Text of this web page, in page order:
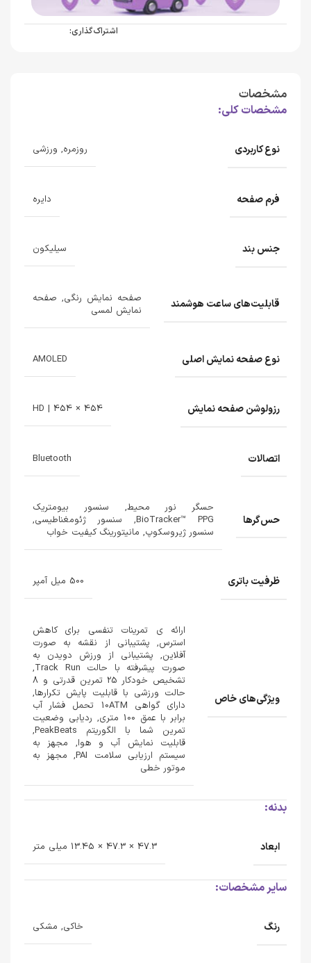
اشتراک گذاری:
مشخصات
مشخصات کلی:
نوع کاربردی روزمره, ورزشی
فرم صفحه دایره
جنس بند سیلیکون
قابلیت‌های ساعت هوشمند
صفحه نمایش رنگی, صفحه
نمایش لمسی
نوع صفحه نمایش اصلی AMOLED
رزولوشن صفحه نمایش 454 × 454 | HD
اتصالات Bluetooth
حس‌گرها
حسگر نور محیط, سنسور بیومتریک
BioTracker™ PPG, سنسور ژئومغناطیسی,
سنسور ژیروسکوپ, مانیتورینگ کیفیت خواب
ظرفیت باتری 500 میل آمپر
ویژگی‌های خاص
ارائه ‌ی تمرینات تنفسی برای کاهش
استرس, پشتیبانی از نقشه به صورت
آفلاین, پشتیبانی از ورزش دویدن به
صورت پیشرفته با حالت Track Run,
تشخیص خودکار 25 تمرین قدرتی و 8
حالت ورزشی با قابلیت پایش تکرارها,
دارای گواهی 10ATM تحمل فشار آب
برابر با عمق 100 متری, ردیابی وضعیت
تمرین شما با الگوریتم PeakBeats,
قابلیت نمایش آب و هوا, مجهز به
سیستم ارزیابی سلامت PAI, مجهز به
موتور خطی
بدنه:
ابعاد 47.3 × 47.3 × 13.45 میلی متر
سایر مشخصات:
رنگ خاکی, مشکی